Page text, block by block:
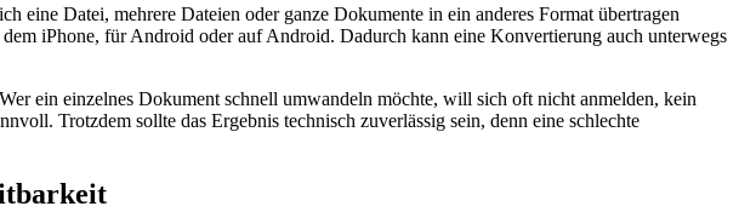
Datei, mehrere Dateien oder ganze Dokumente in ein anderes Format übertragen
iPhone, für Android oder auf Android. Dadurch kann eine Konvertierung auch unterwegs
ein einzelnes Dokument schnell umwandeln möchte, will sich oft nicht anmelden, kein
Trotzdem sollte das Ergebnis technisch zuverlässig sein, denn eine schlechte